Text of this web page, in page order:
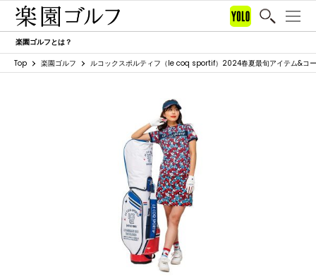
楽園ゴルフとは？
Top 楽園ゴルフ ルコックスポルティフ（le coq sportif）2024春夏最旬アイテム&コ